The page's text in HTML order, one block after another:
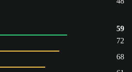
59
72
68